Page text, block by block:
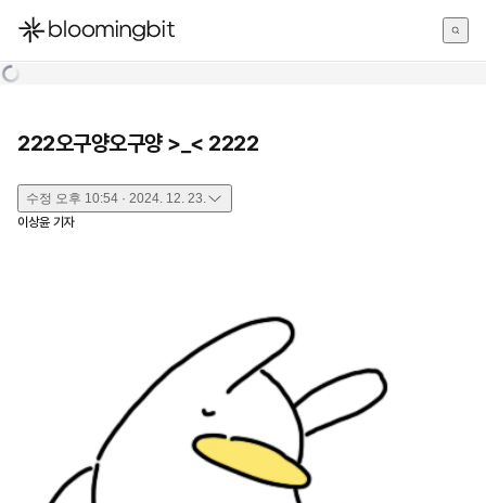
한국어
222오구양오구양 >_< 2222
수정 오후 10:54 · 2024. 12. 23.
이상윤 기자